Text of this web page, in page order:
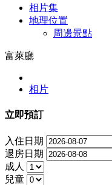
相片集
地理位置
周邊景點
富萊廳
相片
立即預訂
入住日期
退房日期
成人
兒童